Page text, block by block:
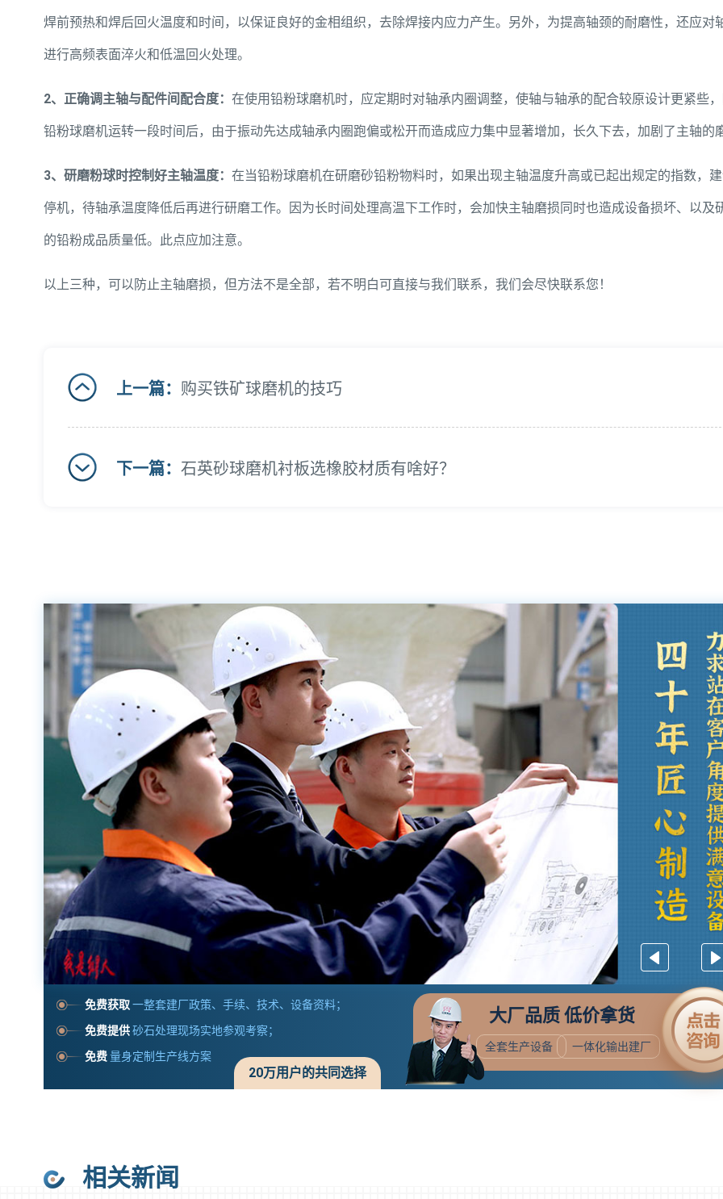
焊前预热和焊后回火温度和时间，以保证良好的金相组织，去除焊接内应力产生。另外，为提高轴颈的耐磨性，还应对
进行高频表面淬火和低温回火处理。
2、正确调主轴与配件间配合度： 在使用铅粉球磨机时，应定期时对轴承内圈调整，使轴与轴承的配合较原设计更紧些
铅粉球磨机运转一段时间后，由于振动先达成轴承内圈跑偏或松开而造成应力集中显著增加，长久下去，加剧了主轴的
3、研磨粉球时控制好主轴温度： 在当铅粉球磨机在研磨砂铅粉物料时，如果出现主轴温度升高或已起出规定的指数，
停机，待轴承温度降低后再进行研磨工作。因为长时间处理高温下工作时，会加快主轴磨损同时也造成设备损坏、以及
的铅粉成品质量低。此点应加注意。
以上三种，可以防止主轴磨损，但方法不是全部，若不明白可直接与我们联系，我们会尽快联系您！
上一篇： 购买铁矿球磨机的技巧
下一篇： 石英砂球磨机衬板选橡胶材质有啥好？
免费获取一整套建厂政策、手续、技术、设备资料；
免费提供砂石处理现场实地参观考察；
免费量身定制生产线方案
20万用户的共同选择
大厂品质 低价拿货
全套生产设备 一体化输出建厂
相关新闻